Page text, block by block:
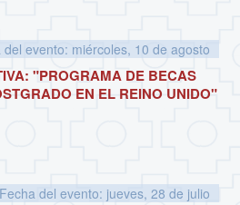
del evento: miércoles, 10 de agosto
"PROGRAMA DE BECAS
EN EL REINO UNIDO"
Fecha del evento: jueves, 28 de julio